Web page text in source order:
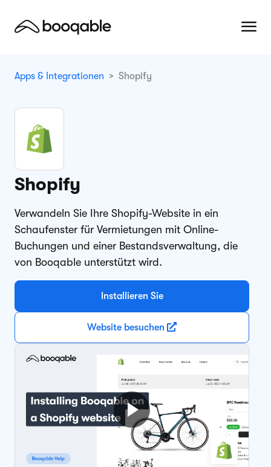
Apps & Integrationen Shopify
Shopify
Verwandeln Sie Ihre Shopify-Website in ein
Schaufenster für Vermietungen mit Online-
Buchungen und einer Bestandsverwaltung, die
von Booqable unterstützt wird.
Installieren Sie
Website besuchen